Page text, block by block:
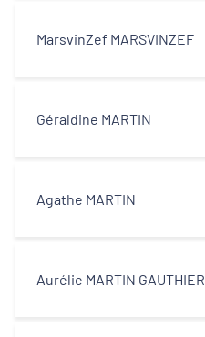
MarsvinZef MARSVINZEF
Géraldine MARTIN
Agathe MARTIN
Aurélie MARTIN GAUTHIER